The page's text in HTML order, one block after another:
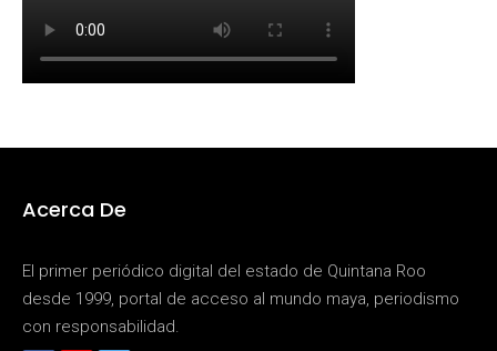
Acerca De
El primer periódico digital del estado de Quintana Roo
desde 1999, portal de acceso al mundo maya, periodismo
con responsabilidad.